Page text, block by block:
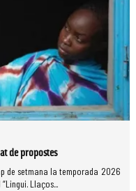
de propostes
de setmana la temporada 2026
Llaços...